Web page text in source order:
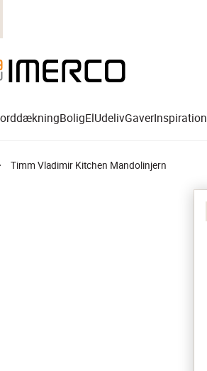
BoligElUdelivGaverInspiration
Timm Vladimir Kitchen Mandolinjern